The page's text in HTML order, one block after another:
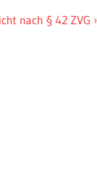
nach § 42 ZVG